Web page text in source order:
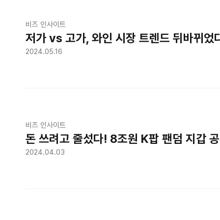
비즈 인사이트
저가 vs 고가, 와인 시장 트렌드 뒤바뀌었
2024.05.16
비즈 인사이트
돈 쓰려고 줄섰다! 8조원 K팝 팬덤 지갑
2024.04.03